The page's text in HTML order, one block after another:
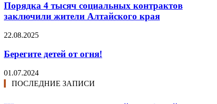
Порядка 4 тысяч социальных контрактов
заключили жители Алтайского края
22.08.2025
Берегите детей от огня!
01.07.2024
ПОСЛЕДНИЕ ЗАПИСИ